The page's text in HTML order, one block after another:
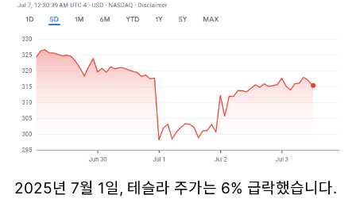
2025년 7월 1일, 테슬라 주가는 6% 급락했습니다.